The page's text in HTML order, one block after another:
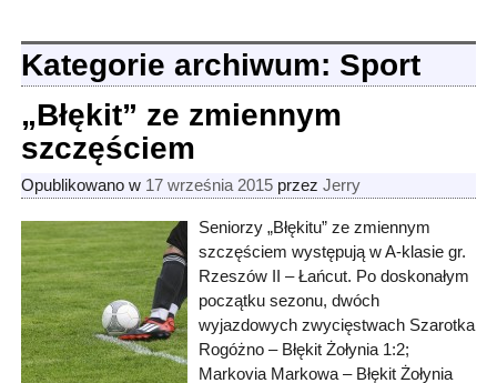
Kategorie archiwum: Sport
„Błękit” ze zmiennym
szczęściem
Opublikowano w 17 września 2015 przez Jerry
Seniorzy „Błękitu” ze zmiennym
szczęściem występują w A-klasie gr.
Rzeszów II – Łańcut. Po doskonałym
początku sezonu, dwóch
wyjazdowych zwycięstwach Szarotka
Rogóżno – Błękit Żołynia 1:2;
Markovia Markowa – Błękit Żołynia